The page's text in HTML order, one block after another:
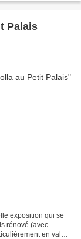
Palais
exposition qui se
rénové (avec
en valeur